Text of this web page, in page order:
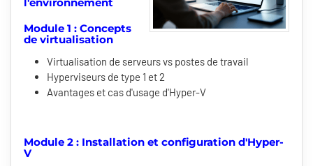
Module 1 : Concepts
de virtualisation
Virtualisation de serveurs vs postes de travail
Hyperviseurs de type 1 et 2
Avantages et cas d'usage d'Hyper-V
Module 2 : Installation et configuration d'Hyper-
V